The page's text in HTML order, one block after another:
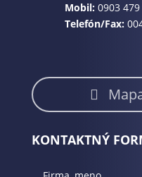
Mobil: 0903
Telefón/Fax:
KONTAKTNÝ